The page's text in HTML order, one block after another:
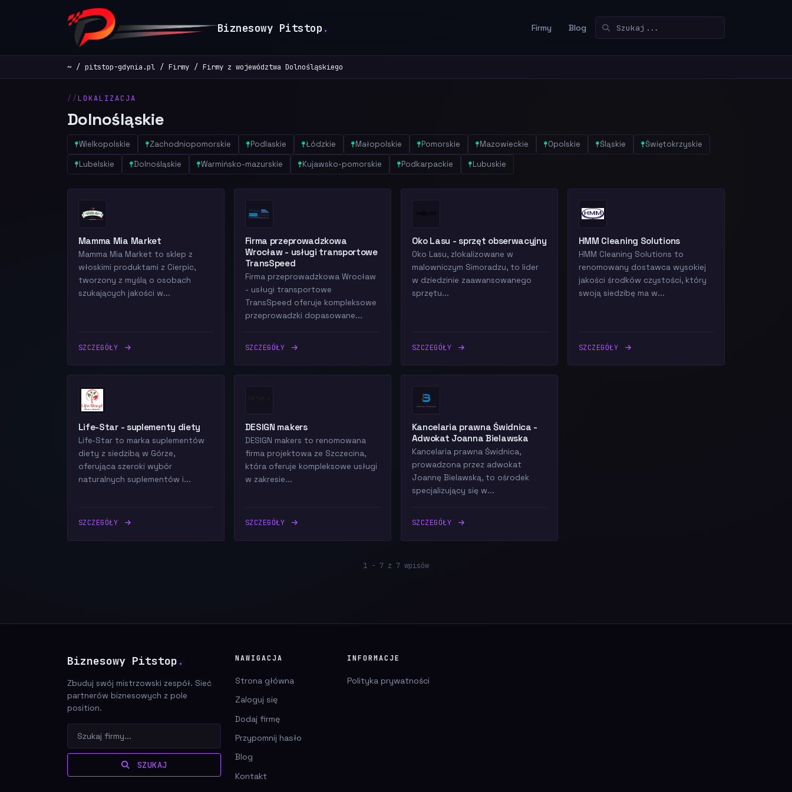
Biznesowy Pitstop . Firmy Blog
~ pitstop-gdynia.pl Firmy Firmy z województwa Dolnośląskiego
LOKALIZACJA
Dolnośląskie
Wielkopolskie Zachodniopomorskie Podlaskie Łódzkie Małopolskie Pomorskie Mazowieckie Opolskie Śląskie Świętokrzyskie
Lubelskie Dolnośląskie Warmińsko-mazurskie Kujawsko-pomorskie Podkarpackie Lubuskie
Mamma Mia Market
Mamma Mia Market to sklep z
włoskimi produktami z Cierpic,
tworzony z myślą o osobach
szukających jakości w...
SZCZEGÓŁY
Firma przeprowadzkowa
Wrocław - usługi transportowe
TransSpeed
Firma przeprowadzkowa Wrocław
- usługi transportowe
TransSpeed oferuje kompleksowe
przeprowadzki dopasowane...
SZCZEGÓŁY
Oko Lasu - sprzęt obserwacyjny
Oko Lasu, zlokalizowane w
malowniczym Simoradzu, to lider
w dziedzinie zaawansowanego
sprzętu...
SZCZEGÓŁY
HMM Cleaning Solutions
HMM Cleaning Solutions to
renomowany dostawca wysokiej
jakości środków czystości, który
swoją siedzibę ma w...
SZCZEGÓŁY
Life-Star - suplementy diety
Life‑Star to marka suplementów
diety z siedzibą w Górze,
oferująca szeroki wybór
naturalnych suplementów i...
SZCZEGÓŁY
DESIGN makers
DESIGN makers to renomowana
firma projektowa ze Szczecina,
która oferuje kompleksowe usługi
w zakresie...
SZCZEGÓŁY
Kancelaria prawna Świdnica -
Adwokat Joanna Bielawska
Kancelaria prawna Świdnica,
prowadzona przez adwokat
Joannę Bielawską, to ośrodek
specjalizujący się w...
SZCZEGÓŁY
1 - 7 z 7 wpisów
Biznesowy Pitstop .
Zbuduj swój mistrzowski zespół. Sieć
partnerów biznesowych z pole
position.
SZUKAJ
NAWIGACJA
Strona główna
Zaloguj się
Dodaj firmę
Przypomnij hasło
Blog
Kontakt
INFORMACJE
Polityka prywatności